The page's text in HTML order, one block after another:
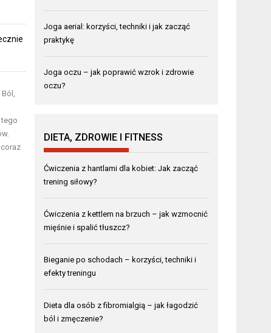
tego
Joga aerial: korzyści, techniki i jak zacząć
praktykę
Joga oczu – jak poprawić wzrok i zdrowie
oczu?
DIETA, ZDROWIE I FITNESS
Ćwiczenia z hantlami dla kobiet: Jak zacząć
trening siłowy?
Ćwiczenia z kettlem na brzuch – jak wzmocnić
mięśnie i spalić tłuszcz?
Bieganie po schodach – korzyści, techniki i
efekty treningu
Dieta dla osób z fibromialgią – jak łagodzić
ból i zmęczenie?